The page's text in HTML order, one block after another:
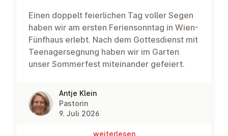
Einen doppelt feierlichen Tag voller Segen
haben wir am ersten Feriensonntag in Wien-
Fünfhaus erlebt. Nach dem Gottesdienst mit
Teenagersegnung haben wir im Garten
unser Sommerfest miteinander gefeiert.
Antje Klein
Pastorin
9. Juli 2026
wei­ter­le­sen